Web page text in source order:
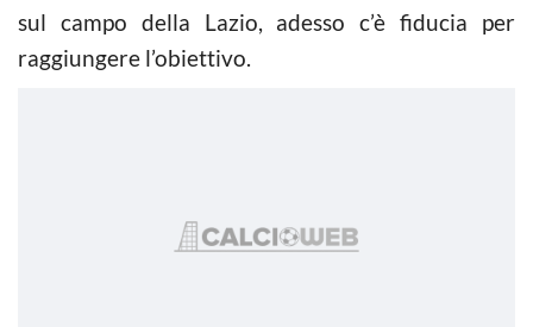
sul campo della Lazio, adesso c’è fiducia per
raggiungere l’obiettivo.